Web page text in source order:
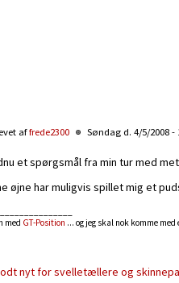
affrede2300 Søndag d. 4/5/2008 -
et spørgsmål fra min tur med
øjne har muligvis spillet mig et
med GT-Position ... og jeg skal nok komme
nyt for svelletællere og